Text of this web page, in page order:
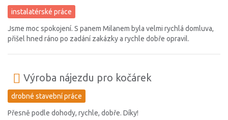
instalatérské práce
Jsme moc spokojení. S panem Milanem byla velmi rychlá domluva,
přišel hned ráno po zadání zakázky a rychle dobře opravil.
Výroba nájezdu pro kočárek
drobné stavební práce
Přesně podle dohody, rychle, dobře. Díky!